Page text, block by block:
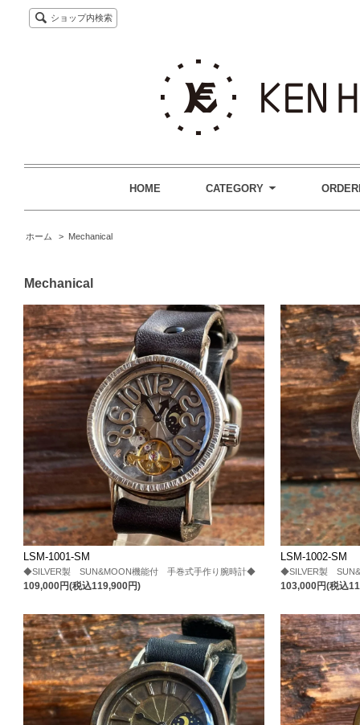
ショップ内検索
HOME CATEGORY
ホーム > Mechanical
Mechanical
LSM-1001-SM
◆SILVER製 SUN&MOON機能付 手巻式手作り腕時計◆
109,000円(税込119,900円)
LSM-1002-SM
◆SILVER製
103,000円(税込